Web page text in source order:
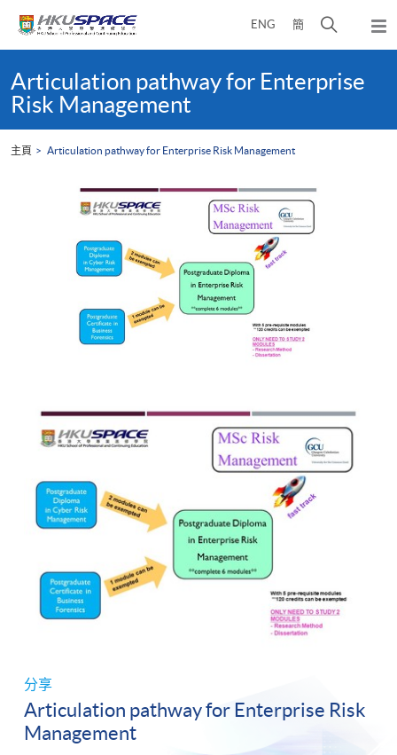
ENG 簡
開
尋
面
彈
出
content
startArticulation pathway for Enterprise
Risk Management
主頁 Articulation pathway for Enterprise Risk Management
分享
Articulation pathway for Enterprise Risk
Management